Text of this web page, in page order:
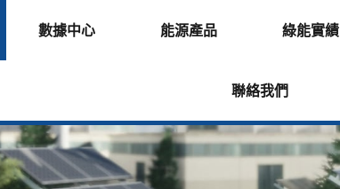
數據中心 能源產品 綠能實績
聯絡我們